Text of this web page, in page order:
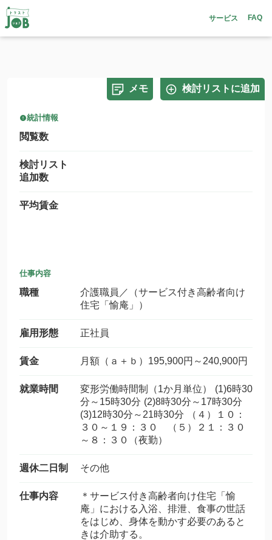
サービス FAQ
メモ 検討リストに追加
統計情報
閲覧数
検討リスト
追加数
平均賃金
仕事内容
職種
介護職員／（サービス付き高齢者向け
住宅「愉庵」）
雇用形態 正社員
賃金 月額（ａ＋ｂ）195,900円～240,900円
就業時間
変形労働時間制（1か月単位） (1)6時30
分～15時30分 (2)8時30分～17時30分
(3)12時30分～21時30分 （４）１０：
３０～１９：３０ （５）２１：３０
～８：３０（夜勤）
週休二日制 その他
仕事内容
＊サービス付き高齢者向け住宅「愉
庵」における入浴、排泄、食事の世話
をはじめ、身体を動かす必要のあると
きは介助する。